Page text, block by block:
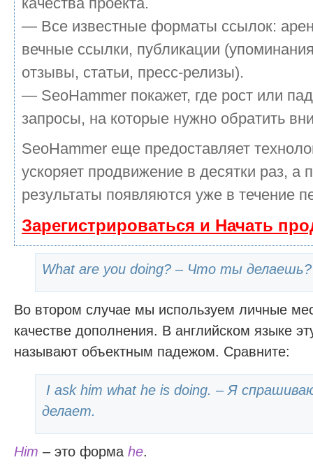
— Все известные форматы ссылок:
вечные ссылки, публикации
отзывы, статьи, пресс-релизы).
— SeoHammer покажет, где рост или
запросы, на которые нужно обратить
SeoHammer еще предоставляет
ускоряет продвижение в десятки раз, а
результаты появляются уже в течение
Зарегистрироваться и Начать
What are you doing? – Что ты делаешь?
Во втором случае мы используем личные
качестве дополнения. В английском языке
называют объектным падежом. Сравните:
I ask him what he is doing. – Я
делает.
Him – это форма he.